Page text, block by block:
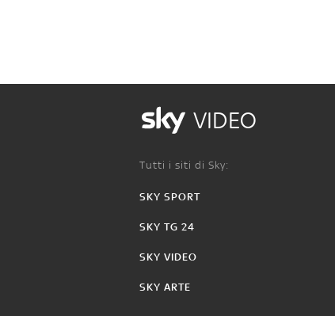
VIDEO
Tutti i siti di Sky:
SKY SPORT
SKY TG 24
SKY VIDEO
SKY ARTE